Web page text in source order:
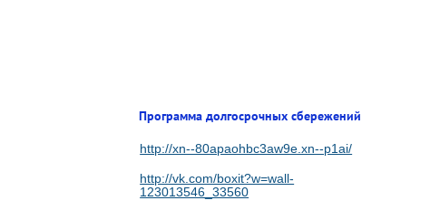
Программа долгосрочных сбережений
http://xn--80apaohbc3aw9e.xn--p1ai/
http://vk.com/boxit?w=wall-
123013546_33560